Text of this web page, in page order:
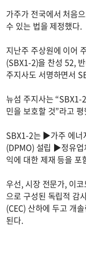
가주가 전국에서 처음
수 있는 법을 제정했다.
지난주 주상원에 이어
(SBX1-2)을 찬성 52,
주지사도 서명하면서
뉴섬 주지사는 “SBX1-
민을 보호할 것”라고
SBX1-2는 ▶가주 에너
(DPMO) 설립 ▶정유
익에 대한 제재 등을 포
우선, 시장 전문가, 이
으로 구성된 독립적 감
(CEC) 산하에 두고 개
된다.